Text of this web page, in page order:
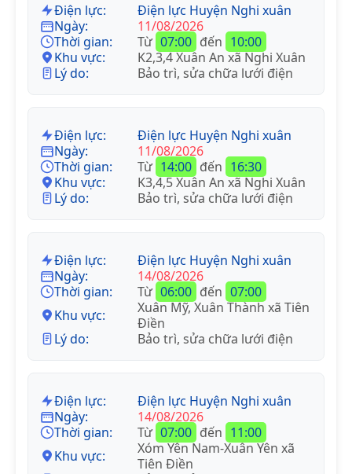
Điện lực:
Điện lực Huyện Nghi xuân
Ngày:
11/08/2026
Thời gian:
Từ 07:00 đến 10:00
Khu vực:
K2,3,4 Xuân An xã Nghi Xuân
Lý do:
Bảo trì, sửa chữa lưới điện
Điện lực:
Điện lực Huyện Nghi xuân
Ngày:
11/08/2026
Thời gian:
Từ 14:00 đến 16:30
Khu vực:
K3,4,5 Xuân An xã Nghi Xuân
Lý do:
Bảo trì, sửa chữa lưới điện
Điện lực:
Điện lực Huyện Nghi xuân
Ngày:
14/08/2026
Thời gian:
Từ 06:00 đến 07:00
Khu vực:
Xuân Mỹ, Xuân Thành xã Tiên
Điền
Lý do:
Bảo trì, sửa chữa lưới điện
Điện lực:
Điện lực Huyện Nghi xuân
Ngày:
14/08/2026
Thời gian:
Từ 07:00 đến 11:00
Khu vực:
Xóm Yên Nam-Xuân Yên xã
Tiên Điền